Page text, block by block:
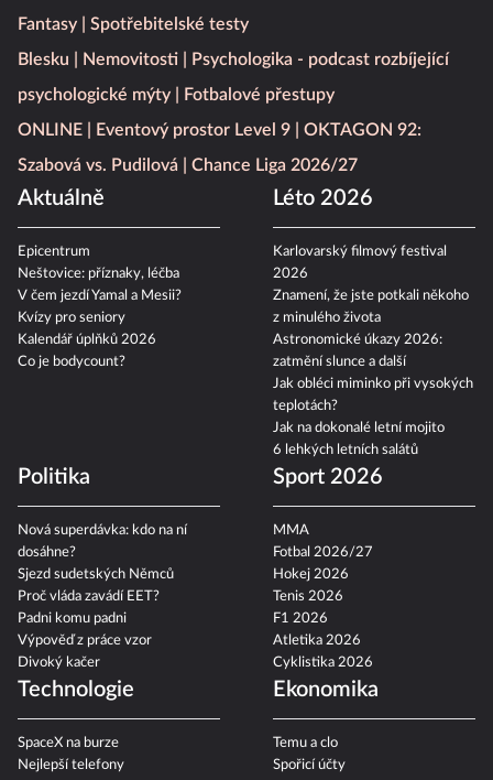
Fantasy
Spotřebitelské testy
Blesku
Nemovitosti
Psychologika - podcast rozbíjející
psychologické mýty
Fotbalové přestupy
ONLINE
Eventový prostor Level 9
OKTAGON 92:
Szabová vs. Pudilová
Chance Liga 2026/27
Aktuálně
Epicentrum
Neštovice: příznaky, léčba
V čem jezdí Yamal a Mesii?
Kvízy pro seniory
Kalendář úplňků 2026
Co je bodycount?
Léto 2026
Karlovarský filmový festival
2026
Znamení, že jste potkali někoho
z minulého života
Astronomické úkazy 2026:
zatmění slunce a další
Jak obléci miminko při vysokých
teplotách?
Jak na dokonalé letní mojito
6 lehkých letních salátů
Politika
Nová superdávka: kdo na ní
dosáhne?
Sjezd sudetských Němců
Proč vláda zavádí EET?
Padni komu padni
Výpověď z práce vzor
Divoký kačer
Sport 2026
MMA
Fotbal 2026/27
Hokej 2026
Tenis 2026
F1 2026
Atletika 2026
Cyklistika 2026
Technologie
SpaceX na burze
Nejlepší telefony
Ekonomika
Temu a clo
Spořicí účty